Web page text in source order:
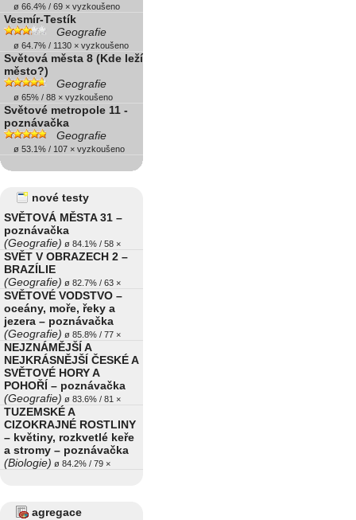
ø 66.4% / 69 × vyzkoušeno
Vesmír-Testík
Geografie
ø 64.7% / 1130 × vyzkoušeno
Světová města 8 (Kde leží
město?)
Geografie
ø 65% / 88 × vyzkoušeno
Světové metropole 11 -
poznávačka
Geografie
ø 53.1% / 107 × vyzkoušeno
nové testy
SVĚTOVÁ MĚSTA 31 –
poznávačka
(Geografie) ø 84.1% / 58 ×
SVĚT V OBRAZECH 2 –
BRAZÍLIE
(Geografie) ø 82.7% / 63 ×
SVĚTOVÉ VODSTVO –
oceány, moře, řeky a
jezera – poznávačka
(Geografie) ø 85.8% / 77 ×
NEJZNÁMĚJŠÍ A
NEJKRÁSNĚJŠÍ ČESKÉ A
SVĚTOVÉ HORY A
POHOŘÍ – poznávačka
(Geografie) ø 83.6% / 81 ×
TUZEMSKÉ A
CIZOKRAJNÉ ROSTLINY
– květiny, rozkvetlé keře
a stromy – poznávačka
(Biologie) ø 84.2% / 79 ×
agregace